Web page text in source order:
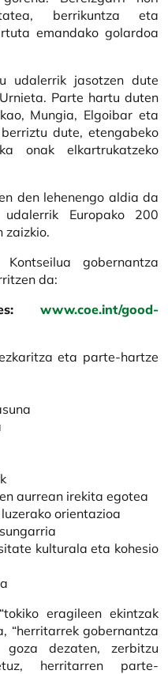
berrikuntza eta
emandako golardoa
udalerrik jasotzen dute
Parte hartu duten
Mungia, Elgoibar eta
dute, etengabeko
onak elkartrukatzeko
den lehenengo aldia da
Europako 200
zaizkio.
gobernantza
da:
www.coe.int/good-
eta parte-hartze
aurrean irekita egotea
orientazioa
kulturala eta kohesio
eragileen ekintzak
“herritarrek gobernantza
dezaten, zerbitzu
herritarren parte-